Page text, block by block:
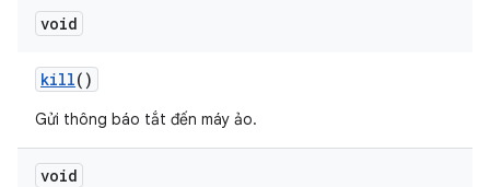
void
kill()
Gửi thông báo tắt đến máy ảo.
void